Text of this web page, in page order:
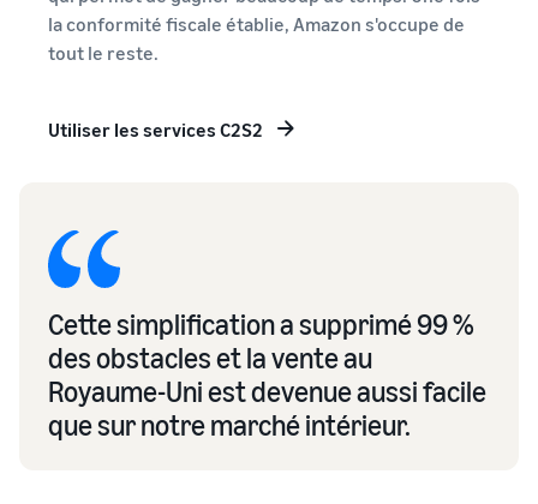
la conformité fiscale établie, Amazon s'occupe de
tout le reste.
Utiliser les services C2S2
Cette simplification a supprimé 99 %
des obstacles et la vente au
Royaume-Uni est devenue aussi facile
que sur notre marché intérieur.